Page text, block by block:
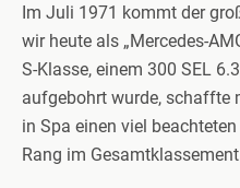
Im Juli 1971 kommt der
wir heute als „Mercedes-
S-Klasse, einem 300 SEL
aufgebohrt wurde, schaffte
in Spa einen viel
Rang im